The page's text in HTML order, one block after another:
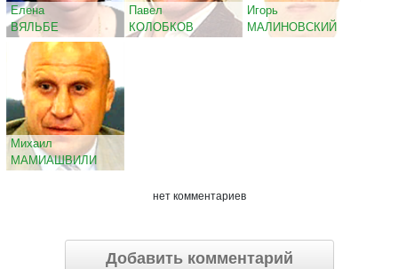
Елена
ВЯЛЬБЕ
Павел
КОЛОБКОВ
Игорь
МАЛИНОВСКИЙ
Михаил
МАМИАШВИЛИ
нет комментариев
Добавить комментарий